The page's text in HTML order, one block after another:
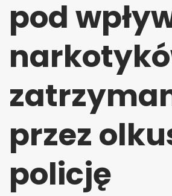
pod
przez
policję